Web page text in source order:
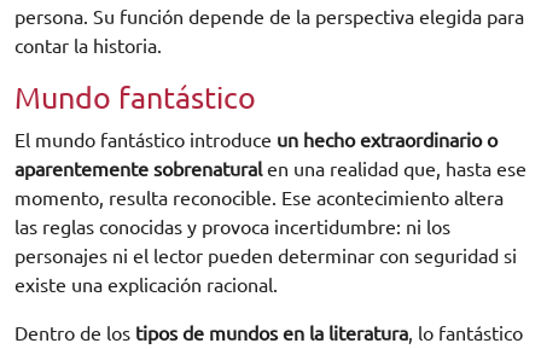
persona. Su función depende de la perspectiva elegida para
contar la historia.
Mundo fantástico
El mundo fantástico introduce un hecho extraordinario o
aparentemente sobrenaturalen una realidad que, hasta ese
momento, resulta reconocible. Ese acontecimiento altera
las reglas conocidas y provoca incertidumbre: ni los
personajes ni el lector pueden determinar con seguridad si
existe una explicación racional.
Dentro de los tipos de mundos en la literatura, lo fantástico